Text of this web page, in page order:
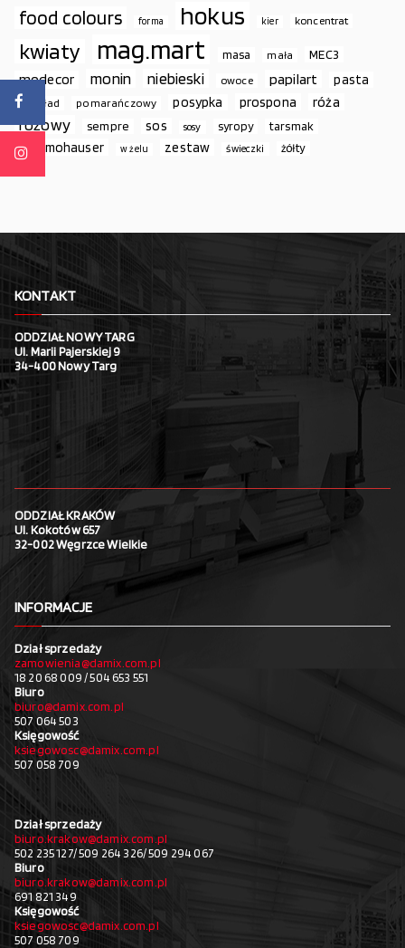
food colours forma hokus kier koncentrat
kwiaty mag.mart masa mała MEC3
modecor monin niebieski owoce papilart pasta
podkład pomarańczowy posypka prospona róża
różowy sempre sos sosy syropy tarsmak
thermohauser w żelu zestaw świeczki żółty
KONTAKT
ODDZIAŁ NOWY TARG
Ul. Marii Pajerskiej 9
34-400 Nowy Targ
ODDZIAŁ KRAKÓW
Ul. Kokotów 657
32-002 Węgrzce Wielkie
INFORMACJE
Dział sprzedaży
zamowienia@damix.com.pl
18 20 68 009 / 504 653 551
Biuro
biuro@damix.com.pl
507 064 503
Księgowość
ksiegowosc@damix.com.pl
507 058 709
Dział sprzedaży
biuro.krakow@damix.com.pl
502 235 127/ 509 264 326/ 509 294 067
Biuro
biuro.krakow@damix.com.pl
691 821 349
Księgowość
ksiegowosc@damix.com.pl
507 058 709